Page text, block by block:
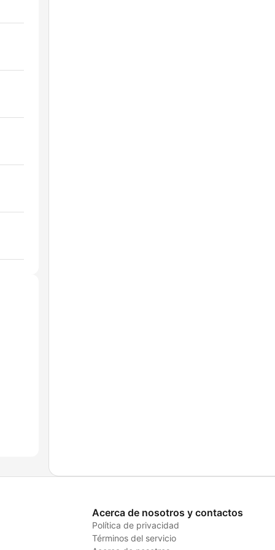
Acerca de nosotros y contactos
Política de privacidad
Términos del servicio